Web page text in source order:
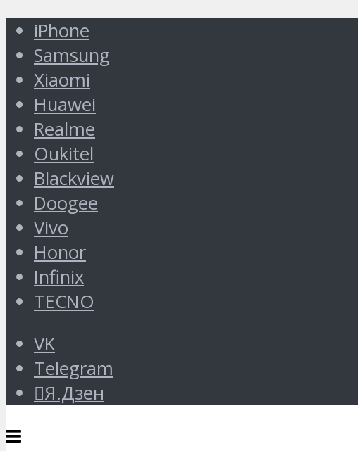
iPhone
Samsung
Xiaomi
Huawei
Realme
Oukitel
Blackview
Doogee
Vivo
Honor
Infinix
TECNO
VK
Telegram
Я.Дзен